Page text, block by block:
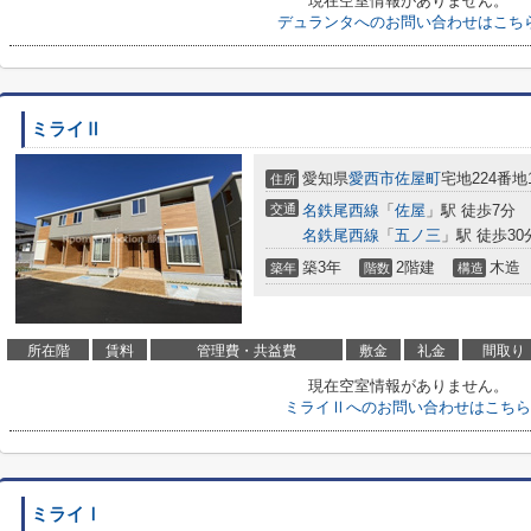
デュランタへのお問い合わせはこち
ミライⅡ
住所 愛知県愛西市佐屋町宅地224番地
交通 名鉄尾西線 「 佐屋 」駅 徒歩7分
名鉄尾西線 「 五ノ三 」駅 徒歩30
築年 築3年 階数 2階建 構造 木造
所在階 賃料 管理費・共益費 敷金 礼金 間取り
現在空室情報がありません。
ミライⅡへのお問い合わせはこちら
ミライⅠ